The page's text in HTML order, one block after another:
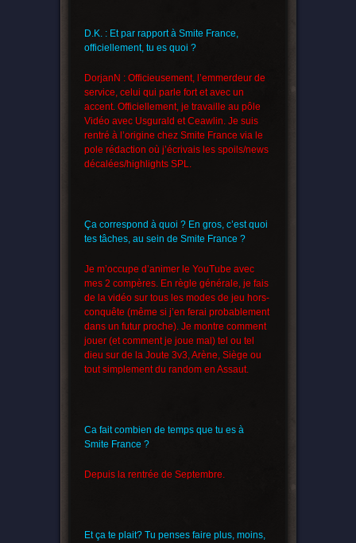
D.K. : Et par rapport à Smite France,
officiellement, tu es quoi ?
DorjanN : Officieusement, l’emmerdeur de
service, celui qui parle fort et avec un
accent. Officiellement, je travaille au pôle
Vidéo avec Usgurald et Ceawlin. Je suis
rentré à l’origine chez Smite France via le
pole rédaction où j’écrivais les spoils/news
décalées/highlights SPL.
Ça correspond à quoi ? En gros, c’est quoi
tes tâches, au sein de Smite France ?
Je m’occupe d’animer le YouTube avec
mes 2 compères. En règle générale, je fais
de la vidéo sur tous les modes de jeu hors-
conquête (même si j’en ferai probablement
dans un futur proche). Je montre comment
jouer (et comment je joue mal) tel ou tel
dieu sur de la Joute 3v3, Arène, Siège ou
tout simplement du random en Assaut.
Ca fait combien de temps que tu es à
Smite France ?
Depuis la rentrée de Septembre.
Et ça te plait? Tu penses faire plus, moins,